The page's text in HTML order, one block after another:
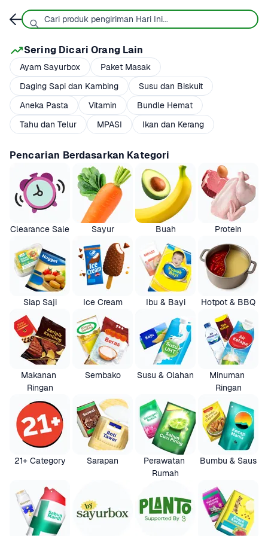
Sering Dicari Orang Lain
Ayam Sayurbox
Paket Masak
Daging Sapi dan Kambing
Susu dan Biskuit
Aneka Pasta
Vitamin
Bundle Hemat
Tahu dan Telur
MPASI Ikan dan Kerang
Pencarian Berdasarkan Kategori
Clearance Sale Sayur Buah Protein
Siap Saji Ice Cream Ibu & Bayi Hotpot & BBQ
Makanan
Ringan
Sembako Susu & Olahan
Minuman
Ringan
21+ Category Sarapan
Perawatan
Rumah
Bumbu & Saus